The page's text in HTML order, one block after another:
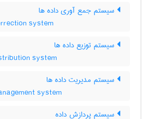
سیستم جمع آوری داده ها
system
سیستم توزیع داده ها
system
سیستم مدیریت داده ها
system
سیستم پردازش داده